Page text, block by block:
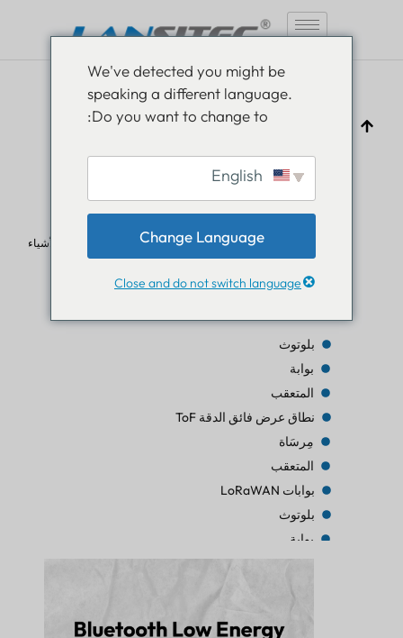
بلوتوث منخفض الطاقة (BLE): دليل كامل
الأسئلة الشائعة حول إنترنت الأشياء
جدول المحتويات
بلوتوث
بوابة
المتعقب
نطاق عرض فائق الدقة ToF
مِرسَاة
المتعقب
بوابات LoRaWAN
بلوتوث
بوابة
المتعقب
We've detected you might be
speaking a different language.
Do you want to change to:
Change Language
Close and do not switch language